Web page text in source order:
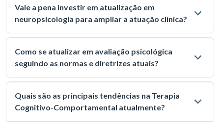
Vale a pena investir em atualização em
neuropsicologia para ampliar a atuação clínica?
Como se atualizar em avaliação psicológica
seguindo as normas e diretrizes atuais?
Quais são as principais tendências na Terapia
Cognitivo-Comportamental atualmente?